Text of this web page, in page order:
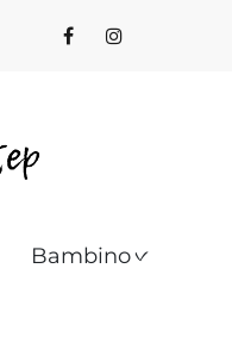
Bambino